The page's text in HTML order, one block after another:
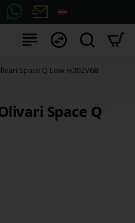
Space Q
Space Q Low H202V6B